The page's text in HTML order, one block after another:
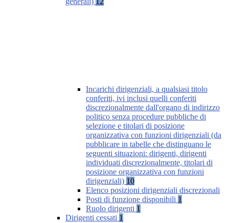
Incarichi dirigenziali, a qualsiasi titolo
conferiti, ivi inclusi quelli conferiti
discrezionalmente dall'organo di indirizzo
politico senza procedure pubbliche di
selezione e titolari di posizione
organizzativa con funzioni dirigenziali (da
pubblicare in tabelle che distinguano le
seguenti situazioni: dirigenti, dirigenti
individuati discrezionalmente, titolari di
posizione organizzativa con funzioni
dirigenziali) 10
Elenco posizioni dirigenziali discrezionali
Posti di funzione disponibili 1
Ruolo dirigenti 1
Dirigenti cessati 1